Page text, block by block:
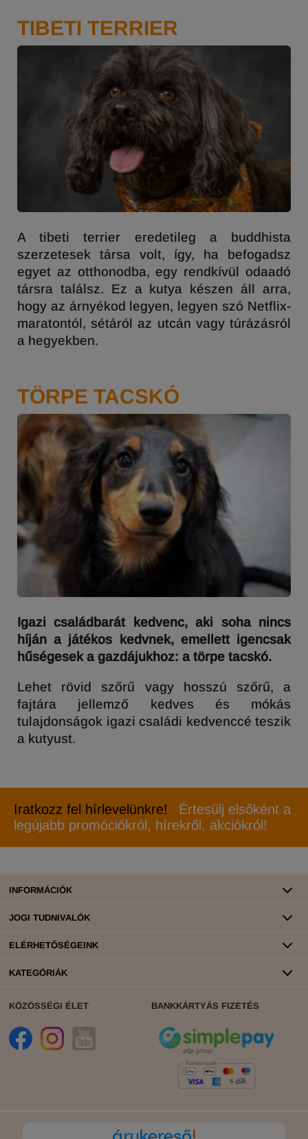
TIBETI TERRIER
A tibeti terrier eredetileg a buddhista
szerzetesek társa volt, így, ha befogadsz
egyet az otthonodba, egy rendkívül odaadó
társra találsz. Ez a kutya készen áll arra,
hogy az árnyékod legyen, legyen szó Netflix-
maratontól, sétáról az utcán vagy túrázásról
a hegyekben.
TÖRPE TACSKÓ
Igazi családbarát kedvenc, aki soha nincs
híján a játékos kedvnek, emellett igencsak
hűségesek a gazdájukhoz: a törpe tacskó.
Lehet rövid szőrű vagy hosszú szőrű, a
fajtára jellemző kedves és mókás
tulajdonságok igazi családi kedvenccé teszik
a kutyust.
Iratkozz fel hírlevelünkre!
Értesülj elsőként a
legújabb promóciókról, hírekről, akciókról!
INFORMÁCIÓK
JOGI TUDNIVALÓK
ELÉRHETŐSÉGEINK
KATEGÓRIÁK
KÖZÖSSÉGI ÉLET BANKKÁRTYÁS FIZETÉS